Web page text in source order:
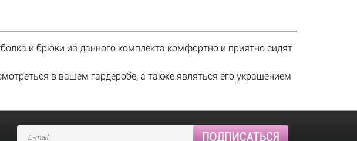
и брюки из данного комплекта комфортно и приятно сидят
в вашем гардеробе, а также являться его украшением